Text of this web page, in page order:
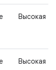
Высокая
Высокая